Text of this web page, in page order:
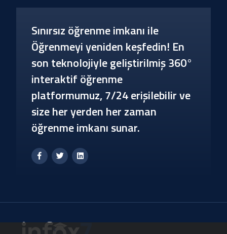
Sınırsız öğrenme imkanı ile
Öğrenmeyi yeniden keşfedin! En
son teknolojiyle geliştirilmiş 360°
interaktif öğrenme
platformumuz, 7/24 erişilebilir ve
size her yerden her zaman
öğrenme imkanı sunar.